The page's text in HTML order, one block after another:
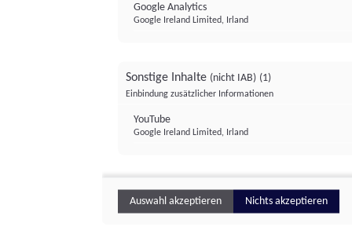
Google Analytics
Google Ireland Limited, Irland
Sonstige Inhalte (nicht IAB) (1)
Einbindung zusätzlicher Informationen
YouTube
Google Ireland Limited, Irland
Auswahl akzeptieren Nichts akzeptieren